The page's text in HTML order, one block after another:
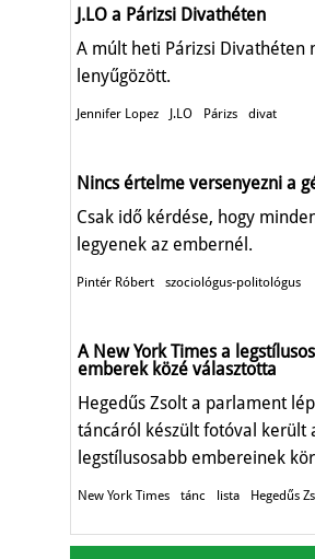
J.LO a Párizsi Divathéten
A múlt heti Párizsi Divathéten
lenyűgözött.
Jennifer Lopez J.LO Párizs divat
Nincs értelme versenyezni a
Csak idő kérdése, hogy
legyenek az embernél.
Pintér Róbert szociológus-politológus
A New York Times a
emberek közé választotta
Hegedűs Zsolt a parlament
táncáról készült fotóval került
legstílusosabb embereinek
New York Times tánc lista Hegedűs